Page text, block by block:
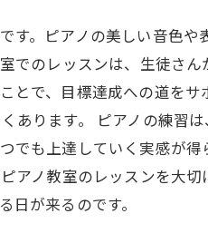
す。ピアノの美しい音色
でのレッスンは、生徒さ
で、目標達成への道を
あります。 ピアノの練習
でも上達していく実感が
アノ教室のレッスンを大
が来るのです。